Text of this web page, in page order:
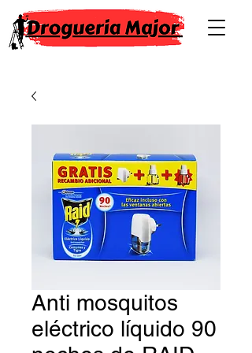
Anti mosquitos
eléctrico líquido 90